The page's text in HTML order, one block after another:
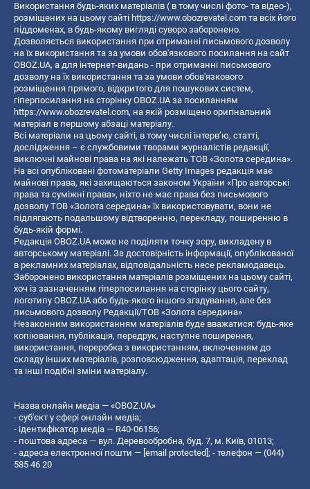
Використання будь-яких матеріалів ( в тому числі фото- та відео-),
розміщених на цьому сайті https://www.obozrevatel.com та всіх його
піддоменах, в будь-якому вигляді суворо заборонено.
Дозволяється використання при отриманні письмового дозволу
на їх використання та за умови обов'язкового посилання на сайт
OBOZ.UA, а для інтернет-видань - при отриманні письмового
дозволу на їх використання та за умови обов'язкового
розміщення прямого, відкритого для пошукових систем,
гіперпосилання на сторінку OBOZ.UA за посиланням
https://www.obozrevatel.com, на якій розміщено оригінальний
матеріал в першому абзаці матеріалу.
Всі матеріали на цьому сайті, в тому числі інтерв’ю, статті,
дослідження – є службовими творами журналістів редакції,
виключні майнові права на які належать ТОВ «Золота середина».
На всі опубліковані фотоматеріали Getty Images редакція має
майнові права, які захищаються законом України «Про авторські
права та суміжні права», ніхто не має права без письмового
дозволу ТОВ «Золота середина» їх використовувати, вони не
підлягають подальшому відтворенню, перекладу, поширенню в
будь-якій формі.
Редакція OBOZ.UA може не поділяти точку зору, викладену в
авторському матеріалі. За достовірність інформації, опублікованої
в рекламних матеріалах, відповідальність несе рекламодавець.
Заборонено використання матеріалів розміщених на цьому сайті,
хоч із зазначенням гіперпосилання на сторінку цього сайту,
логотипу OBOZ.UA або будь-якого іншого згадування, але без
письмового дозволу Редакції/ТОВ «Золота середина»
Незаконним використанням матеріалів буде вважатися: будь-яке
копiювання, публiкацiя, передрук, наступне поширення,
використання, переробка з використанням, включенням до
складу інших матеріалів, розповсюдження, адаптація, переклад
та інші подібні зміни матеріалу.
Назва онлайн медіа — «OBOZ.UA»
- суб'єкт у сфері онлайн медіа;
- ідентифікатор медіа — R40-06156;
- поштова адреса — вул. Деревообробна, буд. 7, м. Київ, 01013;
- адреса електронної пошти — [email protected] ; - телефон — (044)
585 46 20